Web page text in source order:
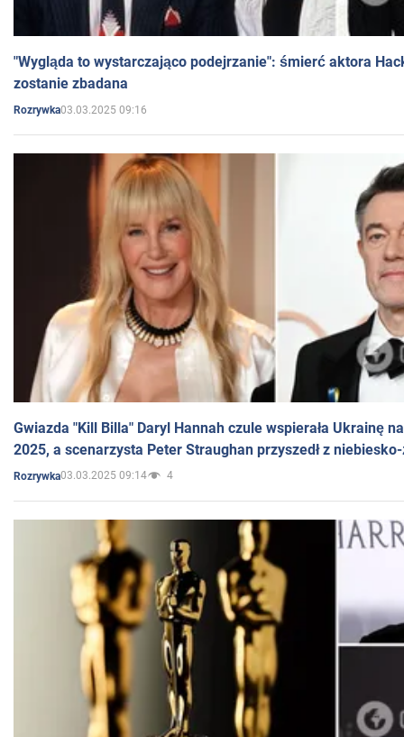
"Wygląda to wystarczająco podejrzanie": śmierć aktora
zostanie zbadana
Rozrywka03.03.2025 09:16
Gwiazda "Kill Billa" Daryl Hannah czule wspierała Ukrainę
2025, a scenarzysta Peter Straughan przyszedł z
Rozrywka03.03.2025 09:14 4